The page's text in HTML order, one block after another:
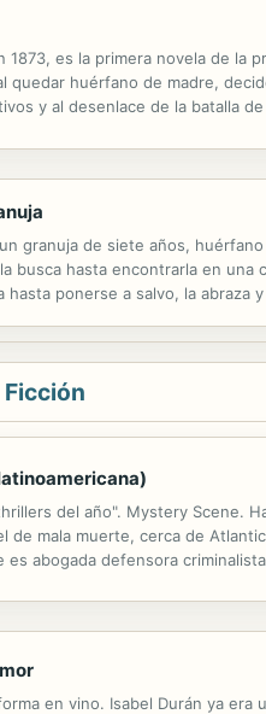
1873, es la primera novela de la
quedar huérfano de madre,
y al desenlace de la batalla
granuja de siete años,
busca hasta encontrarla en
hasta ponerse a salvo, la abraza
del año". Mystery Scene.
de mala muerte, cerca de
es abogada defensora
en vino. Isabel Durán ya